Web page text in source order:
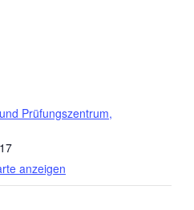
Prüfungszentrum,
anzeigen